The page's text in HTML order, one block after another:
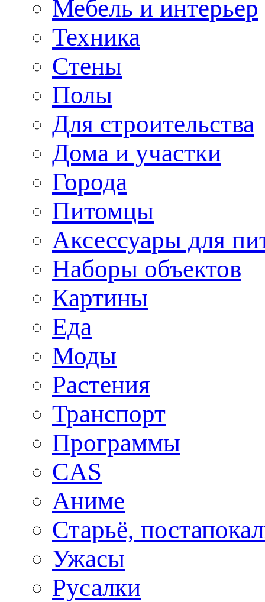
Мебель и интерьер
Техника
Стены
Полы
Для строительства
Дома и участки
Города
Питомцы
Аксессуары для
Наборы объектов
Картины
Еда
Моды
Растения
Транспорт
Программы
CAS
Аниме
Старьё,
Ужасы
Русалки